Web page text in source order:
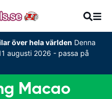
över hela världen Denna
augusti 2026 - passa på
Macao